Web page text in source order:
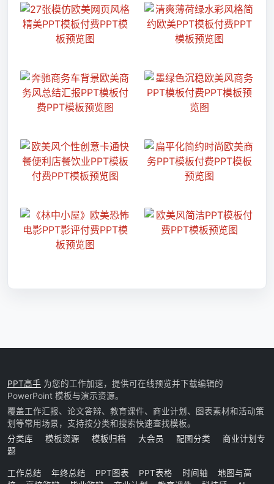
PPT高手 为您的工作加速，提供可在线预览并下载编辑的
PowerPoint 模板与演示资源。
覆盖工作汇报、论文答辩、教育课件、商业计划、图表素材和活动策
划等常用场景，支持按分类和搜索快速查找模板。
分类库
模板资源 模板归档 大会员 配图分类
商业计划专
题
工作总结 年终总结 PPT图表 PPT表格 时间轴
地图与高